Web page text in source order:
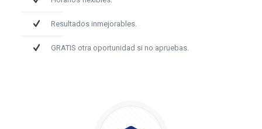
Resultados inmejorables.
GRATIS otra oportunidad si no apruebas.